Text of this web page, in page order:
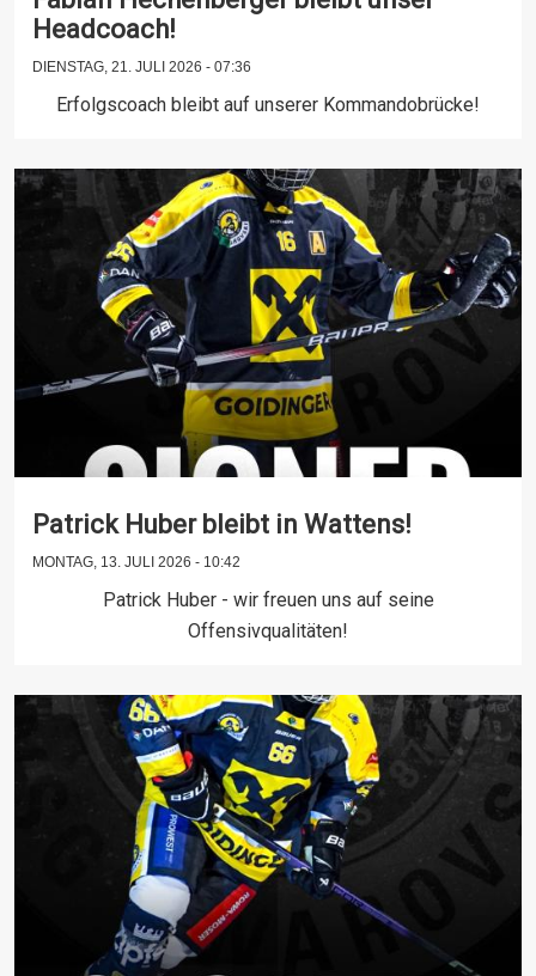
Headcoach!
DIENSTAG, 21. JULI 2026 - 07:36
Erfolgscoach bleibt auf unserer Kommandobrücke!
Patrick Huber bleibt in Wattens!
MONTAG, 13. JULI 2026 - 10:42
Patrick Huber - wir freuen uns auf seine
Offensivqualitäten!